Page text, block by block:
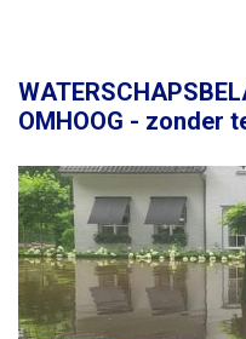
OMHOOG - zonder